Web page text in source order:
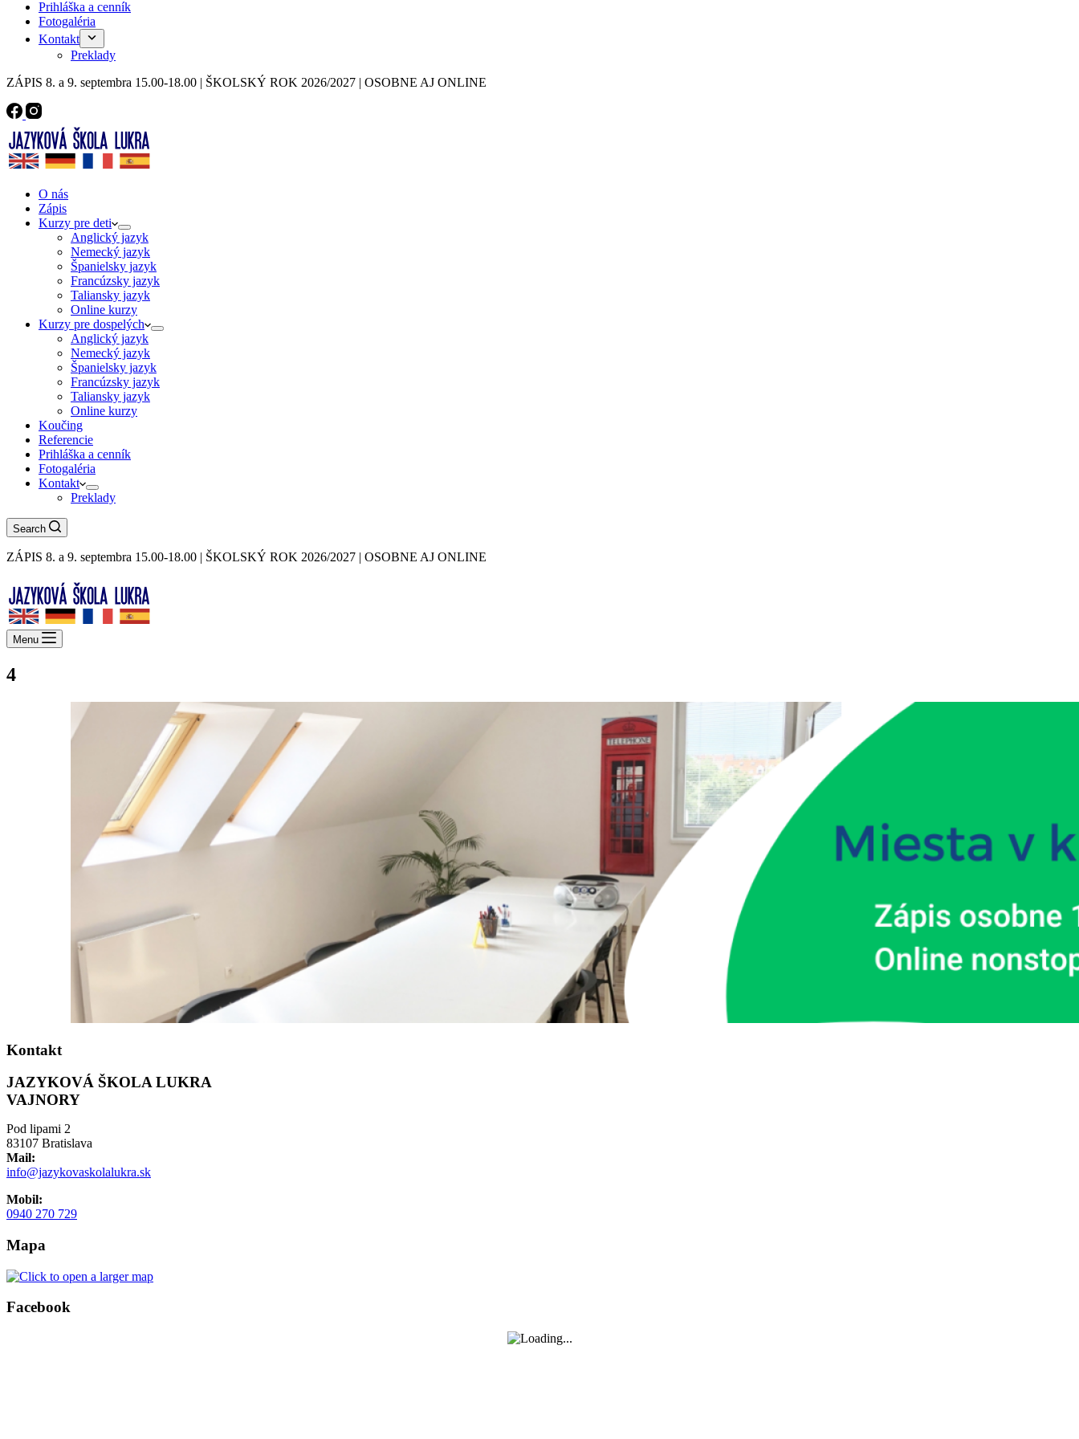
Prihláška a cenník
Fotogaléria
Kontakt
Preklady
ZÁPIS 8. a 9. septembra 15.00-18.00 | ŠKOLSKÝ ROK 2026/2027 | OSOBNE AJ ONLINE
O nás
Zápis
Kurzy pre deti
Anglický jazyk
Nemecký jazyk
Španielsky jazyk
Francúzsky jazyk
Taliansky jazyk
Online kurzy
Kurzy pre dospelých
Anglický jazyk
Nemecký jazyk
Španielsky jazyk
Francúzsky jazyk
Taliansky jazyk
Online kurzy
Koučing
Referencie
Prihláška a cenník
Fotogaléria
Kontakt
Preklady
Search
ZÁPIS 8. a 9. septembra 15.00-18.00 | ŠKOLSKÝ ROK 2026/2027 | OSOBNE AJ ONLINE
Menu
4
Kontakt
JAZYKOVÁ ŠKOLA LUKRA
VAJNORY
Pod lipami 2
83107 Bratislava
Mail:
info@jazykovaskolalukra.sk
Mobil:
0940 270 729
Mapa
Facebook